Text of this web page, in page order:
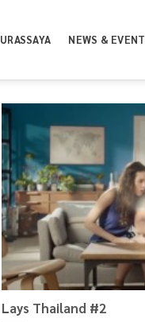
URASSAYA NEWS & EVENT
Lays Thailand #2